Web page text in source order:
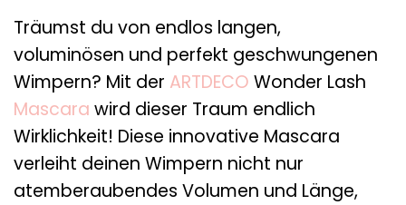
Träumst du von endlos langen,
voluminösen und perfekt geschwungenen
Wimpern? Mit der ARTDECO Wonder Lash
Mascara wird dieser Traum endlich
Wirklichkeit! Diese innovative Mascara
verleiht deinen Wimpern nicht nur
atemberaubendes Volumen und Länge,